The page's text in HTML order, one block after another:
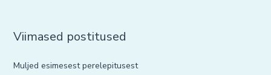
Viimased postitused
Muljed esimesest perelepitusest